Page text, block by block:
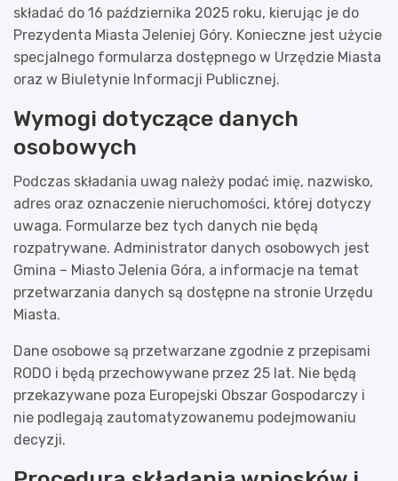
składać do 16 października 2025 roku, kierując je do
Prezydenta Miasta Jeleniej Góry. Konieczne jest użycie
specjalnego formularza dostępnego w Urzędzie Miasta
oraz w Biuletynie Informacji Publicznej.
Wymogi dotyczące danych
osobowych
Podczas składania uwag należy podać imię, nazwisko,
adres oraz oznaczenie nieruchomości, której dotyczy
uwaga. Formularze bez tych danych nie będą
rozpatrywane. Administrator danych osobowych jest
Gmina – Miasto Jelenia Góra, a informacje na temat
przetwarzania danych są dostępne na stronie Urzędu
Miasta.
Dane osobowe są przetwarzane zgodnie z przepisami
RODO i będą przechowywane przez 25 lat. Nie będą
przekazywane poza Europejski Obszar Gospodarczy i
nie podlegają zautomatyzowanemu podejmowaniu
decyzji.